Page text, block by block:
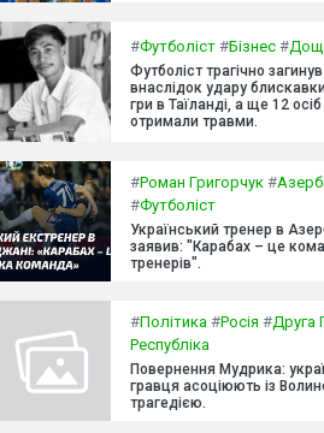
#Футболіст #Бізнес #Дощ
Футболіст трагічно загинув
внаслідок удару
гри в Таїланді, а ще 12 осіб
отримали травми.
#Роман Григорчук #
#Футболіст
Український тренер в
заявив: "Карабах – це
тренерів".
#Політика #Росія #Друга
Республіка
Повернення Мудрика:
гравця асоціюють із
трагедією.